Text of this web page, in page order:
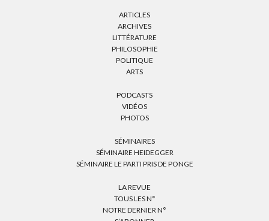
ARTICLES
ARCHIVES
LITTÉRATURE
PHILOSOPHIE
POLITIQUE
ARTS
PODCASTS
VIDÉOS
PHOTOS
SÉMINAIRES
SÉMINAIRE HEIDEGGER
SÉMINAIRE LE PARTI PRIS DE PONGE
LA REVUE
TOUS LES N°
NOTRE DERNIER N°